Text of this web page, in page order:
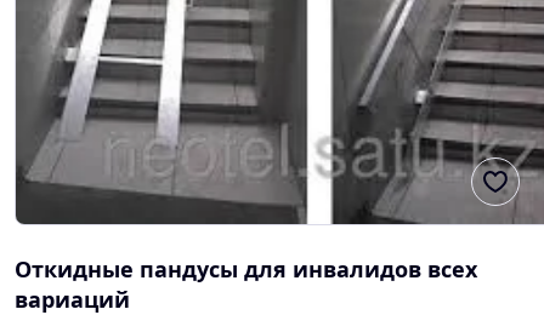
Откидные пандусы для инвалидов всех
вариаций